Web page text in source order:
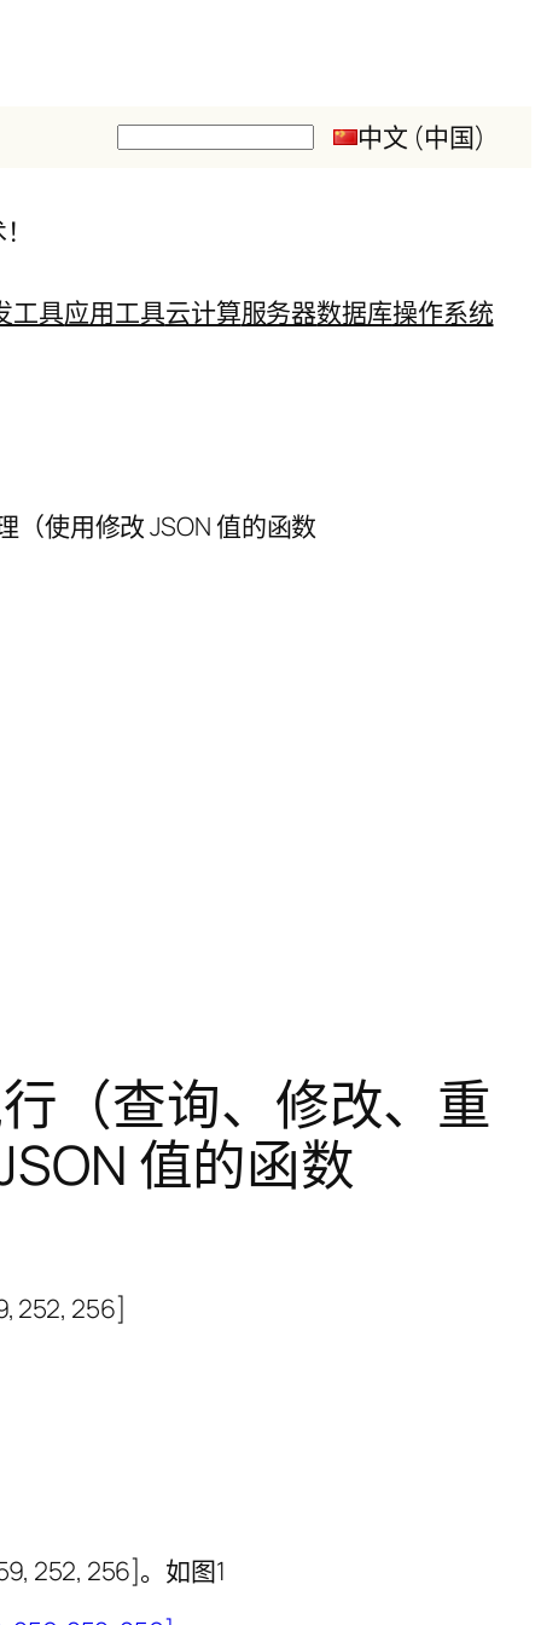
搜
中文 (中国)
工具应用工具云计算服务器数据库操作系统
（使用修改 JSON 值的函数
（查询、修改、重
值的函数
252, 256]。如图1